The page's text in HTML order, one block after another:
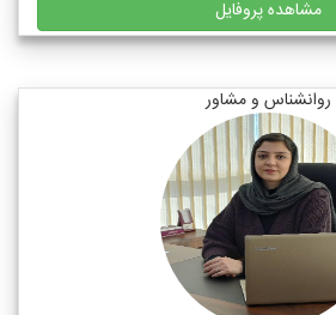
مشاهده پروفایل
روانشناس و مشاور